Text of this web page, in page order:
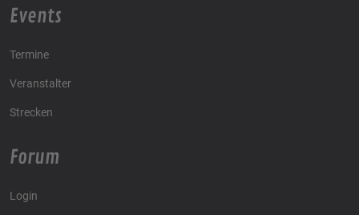
Events
Termine
Veranstalter
Strecken
Forum
Login